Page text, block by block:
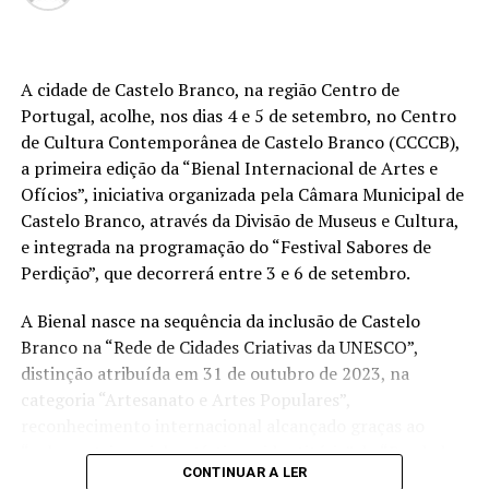
integrado na digressão de despedida do antigo vencedor
A edição de 2026 ficou igualmente marcada pela maior
representação portuguesa de sempre num torneio ATP
realizado em território nacional. Nuno Borges, Jaime
Faria, Henrique Rocha, Frederico Ferreira Silva, Tiago
Pereira e Tiago Torres integraram o quadro principal,
beneficiando, de igual modo, da reorganização dos wild
cards após as entradas diretas de alguns jogadores.
Entre os portugueses, Tiago Torres e Jaime Faria
protagonizaram as melhores campanhas da edição,
ambos alcançando os quartos de final. Torres assinou
um dos resultados mais marcantes do torneio ao
eliminar o chileno Alejandro Tabilo, terceiro cabeça de
A cidade de Castelo Branco, na região Centro de
Portugal, acolhe, nos dias 4 e 5 de setembro, no Centro
de Cultura Contemporânea de Castelo Branco (CCCCB),
a primeira edição da “Bienal Internacional de Artes e
Ofícios”, iniciativa organizada pela Câmara Municipal de
Castelo Branco, através da Divisão de Museus e Cultura,
e integrada na programação do “Festival Sabores de
Perdição”, que decorrerá entre 3 e 6 de setembro.
A Bienal nasce na sequência da inclusão de Castelo
Branco na “Rede de Cidades Criativas da UNESCO”,
distinção atribuída em 31 de outubro de 2023, na
categoria “Artesanato e Artes Populares”,
“valor patrimonial, artístico e identitário” do “Bordado
de Castelo Branco”, uma das manifestações mais
CONTINUAR A LER